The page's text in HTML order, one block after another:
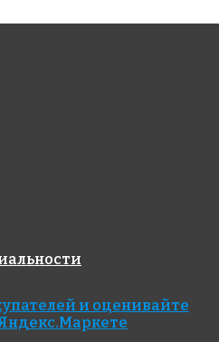
м²
03(1)
Rose WB 90
327x327